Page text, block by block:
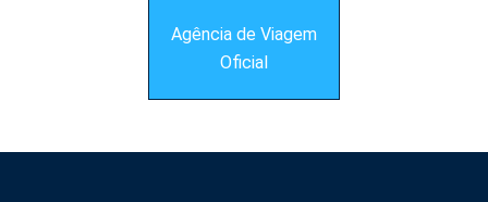
Agência de Viagem
Oficial